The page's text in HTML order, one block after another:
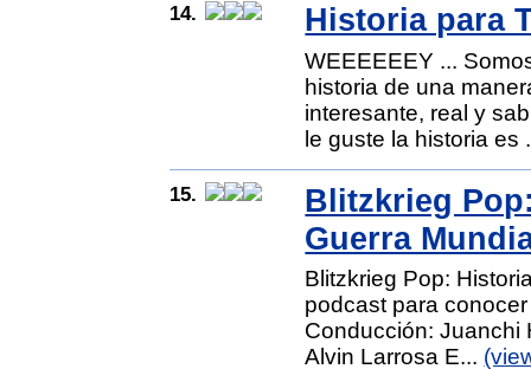
14. Historia para
WEEEEEEY ...
historia de una
interesante, real y
le guste la historia es
15.
Blitzkrieg
Guerra
Blitzkrieg Pop:
podcast para
Conducción: Juanchi
Alvin Larrosa E...